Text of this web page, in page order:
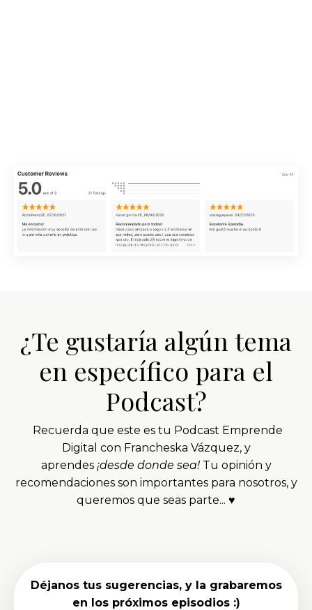
¿Te gustaría algún tema
en específico para el
Podcast?
Recuerda que este es tu Podcast Emprende
Digital con Francheska Vázquez, y
aprendes ¡desde donde sea! Tu opinión y
recomendaciones son importantes para nosotros, y
queremos que seas parte... ♥
Déjanos tus sugerencias, y la grabaremos
en los próximos episodios :)